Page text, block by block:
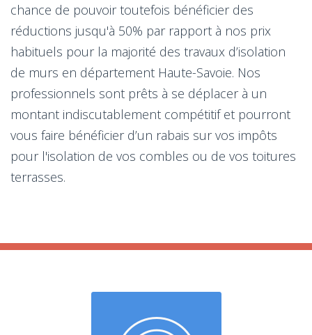
chance de pouvoir toutefois bénéficier des
réductions jusqu'à 50% par rapport à nos prix
habituels pour la majorité des travaux d’isolation
de murs en département Haute-Savoie. Nos
professionnels sont prêts à se déplacer à un
montant indiscutablement compétitif et pourront
vous faire bénéficier d’un rabais sur vos impôts
pour l'isolation de vos combles ou de vos toitures
terrasses.